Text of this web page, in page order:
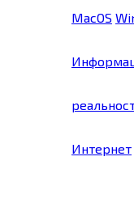
MacOS
Интернет